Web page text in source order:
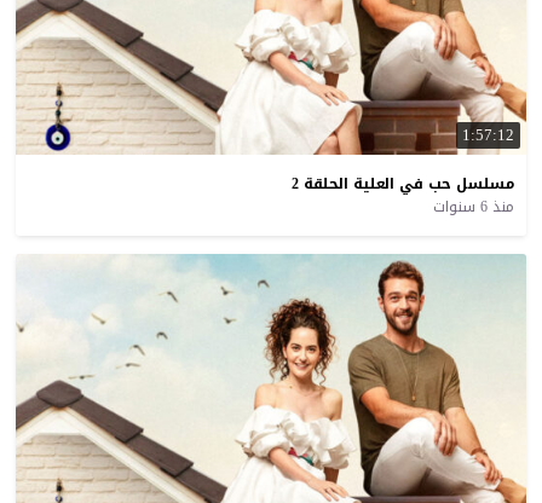
1:57:12
مسلسل حب في العلية الحلقة 2
منذ 6 سنوات